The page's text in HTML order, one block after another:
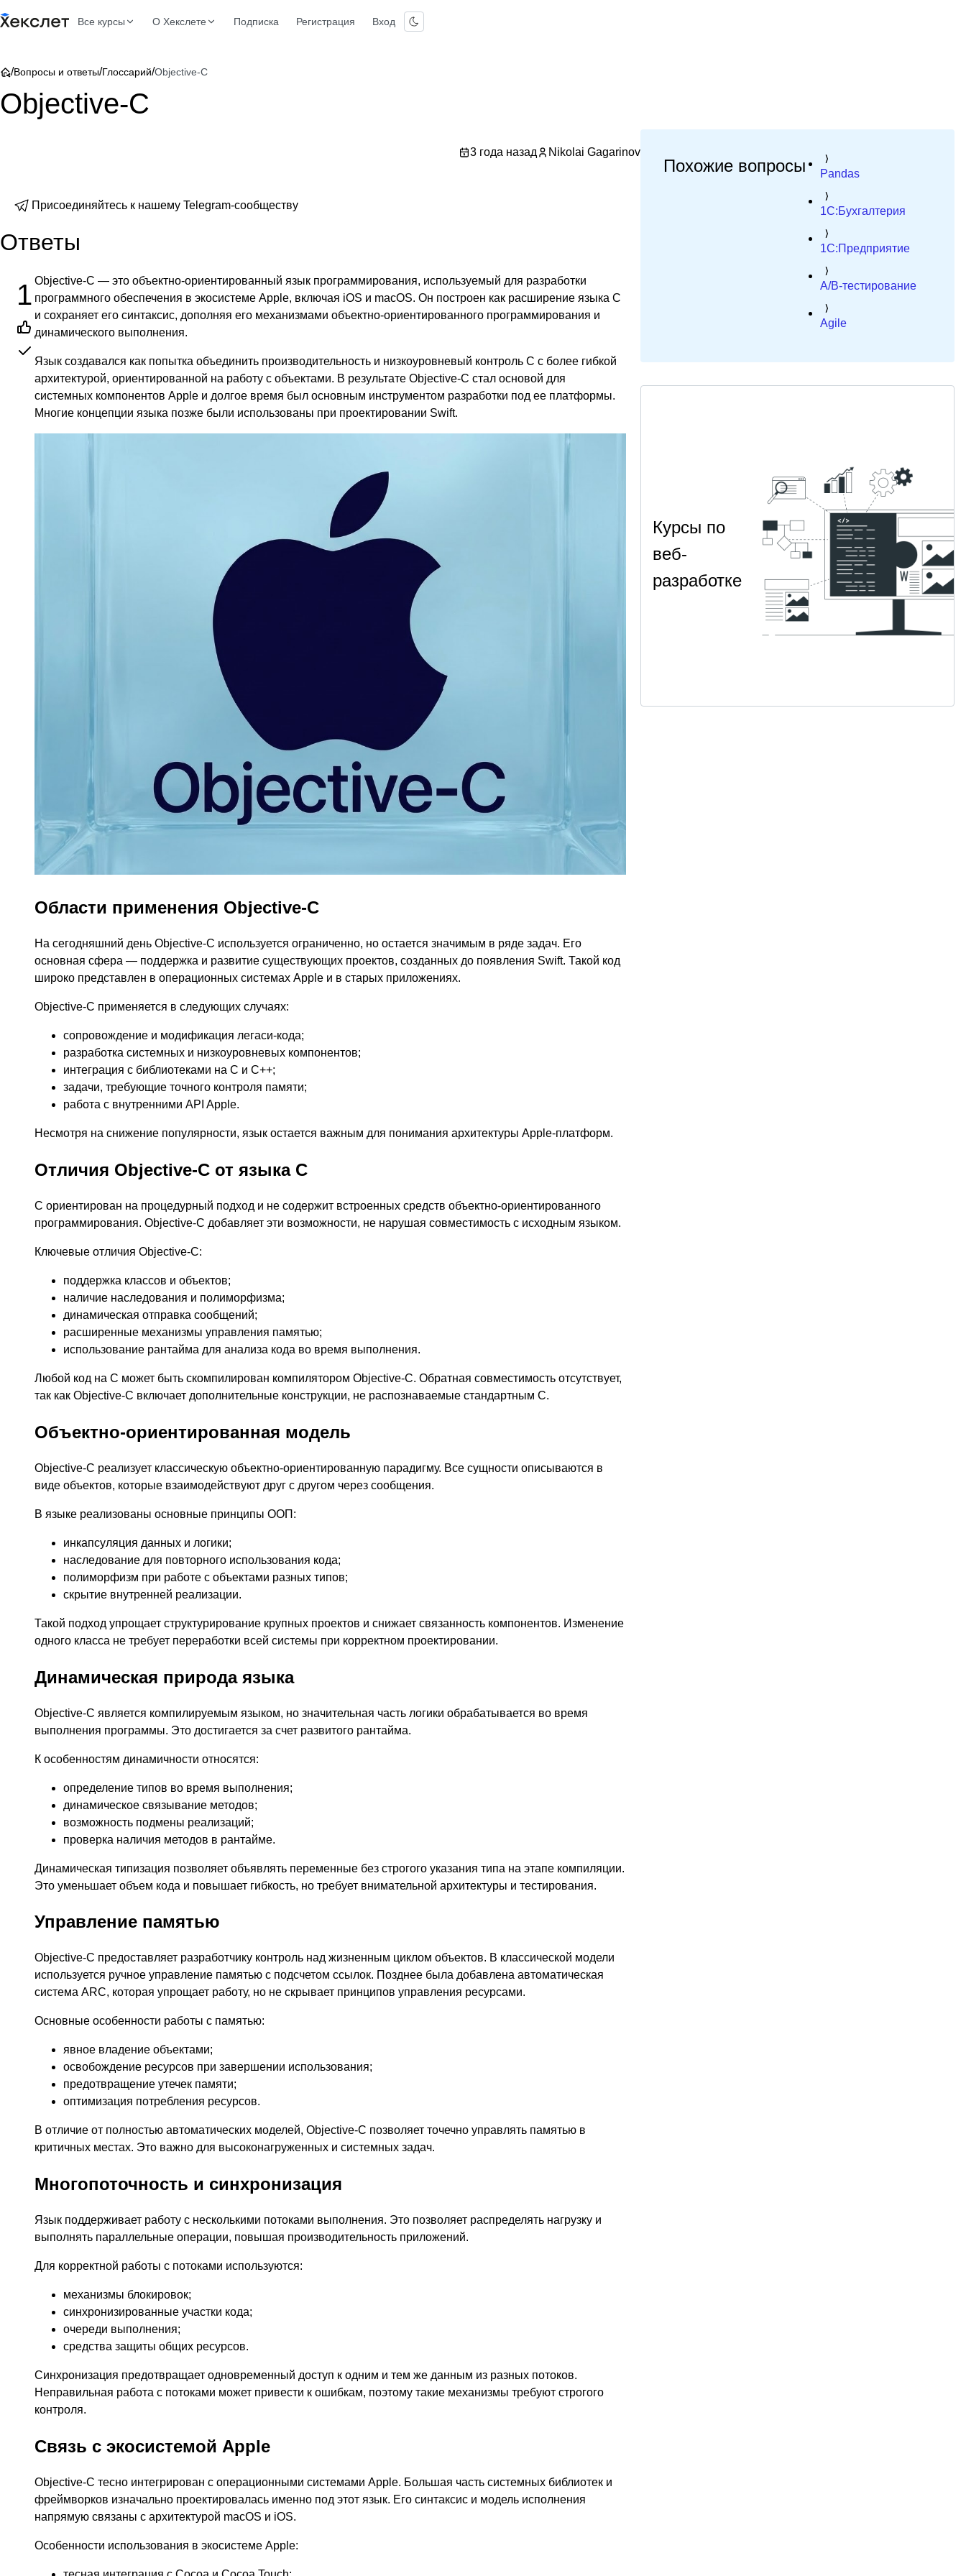
Все курсы О Хекслете Подписка Регистрация Вход
/Вопросы и ответы/Глоссарий/Objective-C
Objective-C
3 года назад Nikolai Gagarinov
Присоединяйтесь к нашему Telegram-сообществу
Ответы
1 Objective-C — это объектно-ориентированный язык программирования, используемый для разработки
программного обеспечения в экосистеме Apple, включая iOS и macOS. Он построен как расширение языка C
и сохраняет его синтаксис, дополняя его механизмами объектно-ориентированного программирования и
динамического выполнения.
Язык создавался как попытка объединить производительность и низкоуровневый контроль C с более гибкой
архитектурой, ориентированной на работу с объектами. В результате Objective-C стал основой для
системных компонентов Apple и долгое время был основным инструментом разработки под ее платформы.
Многие концепции языка позже были использованы при проектировании Swift.
Области применения Objective-C
На сегодняшний день Objective-C используется ограниченно, но остается значимым в ряде задач. Его
основная сфера — поддержка и развитие существующих проектов, созданных до появления Swift. Такой код
широко представлен в операционных системах Apple и в старых приложениях.
Objective-C применяется в следующих случаях:
сопровождение и модификация легаси-кода;
разработка системных и низкоуровневых компонентов;
интеграция с библиотеками на C и C++;
задачи, требующие точного контроля памяти;
работа с внутренними API Apple.
Несмотря на снижение популярности, язык остается важным для понимания архитектуры Apple-платформ.
Отличия Objective-C от языка C
C ориентирован на процедурный подход и не содержит встроенных средств объектно-ориентированного
программирования. Objective-C добавляет эти возможности, не нарушая совместимость с исходным языком.
Ключевые отличия Objective-C:
поддержка классов и объектов;
наличие наследования и полиморфизма;
динамическая отправка сообщений;
расширенные механизмы управления памятью;
использование рантайма для анализа кода во время выполнения.
Любой код на C может быть скомпилирован компилятором Objective-C. Обратная совместимость отсутствует,
так как Objective-C включает дополнительные конструкции, не распознаваемые стандартным C.
Объектно-ориентированная модель
Objective-C реализует классическую объектно-ориентированную парадигму. Все сущности описываются в
виде объектов, которые взаимодействуют друг с другом через сообщения.
В языке реализованы основные принципы ООП:
инкапсуляция данных и логики;
наследование для повторного использования кода;
полиморфизм при работе с объектами разных типов;
скрытие внутренней реализации.
Такой подход упрощает структурирование крупных проектов и снижает связанность компонентов. Изменение
одного класса не требует переработки всей системы при корректном проектировании.
Динамическая природа языка
Objective-C является компилируемым языком, но значительная часть логики обрабатывается во время
выполнения программы. Это достигается за счет развитого рантайма.
К особенностям динамичности относятся:
определение типов во время выполнения;
динамическое связывание методов;
возможность подмены реализаций;
проверка наличия методов в рантайме.
Динамическая типизация позволяет объявлять переменные без строгого указания типа на этапе компиляции.
Это уменьшает объем кода и повышает гибкость, но требует внимательной архитектуры и тестирования.
Управление памятью
Objective-C предоставляет разработчику контроль над жизненным циклом объектов. В классической модели
используется ручное управление памятью с подсчетом ссылок. Позднее была добавлена автоматическая
система ARC, которая упрощает работу, но не скрывает принципов управления ресурсами.
Основные особенности работы с памятью:
явное владение объектами;
освобождение ресурсов при завершении использования;
предотвращение утечек памяти;
оптимизация потребления ресурсов.
В отличие от полностью автоматических моделей, Objective-C позволяет точечно управлять памятью в
критичных местах. Это важно для высоконагруженных и системных задач.
Многопоточность и синхронизация
Язык поддерживает работу с несколькими потоками выполнения. Это позволяет распределять нагрузку и
выполнять параллельные операции, повышая производительность приложений.
Для корректной работы с потоками используются:
механизмы блокировок;
синхронизированные участки кода;
очереди выполнения;
средства защиты общих ресурсов.
Синхронизация предотвращает одновременный доступ к одним и тем же данным из разных потоков.
Неправильная работа с потоками может привести к ошибкам, поэтому такие механизмы требуют строгого
контроля.
Связь с экосистемой Apple
Objective-C тесно интегрирован с операционными системами Apple. Большая часть системных библиотек и
фреймворков изначально проектировалась именно под этот язык. Его синтаксис и модель исполнения
напрямую связаны с архитектурой macOS и iOS.
Особенности использования в экосистеме Apple:
Похожие вопросы Pandas
1C:Бухгалтерия
1C:Предприятие
A/B-тестирование
Agile
Курсы по
веб-
разработке